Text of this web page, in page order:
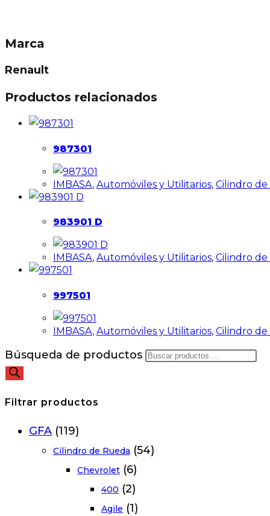
Marca
Renault
Productos relacionados
987301
IMBASA, Automóviles y Utilitarios, Cilindro
983901 D
IMBASA, Automóviles y Utilitarios, Cilindro
997501
IMBASA, Automóviles y Utilitarios, Cilindro
Búsqueda de productos
Filtrar productos
GFA (119)
Cilindro de Rueda (54)
Chevrolet (6)
400 (2)
Agile (1)